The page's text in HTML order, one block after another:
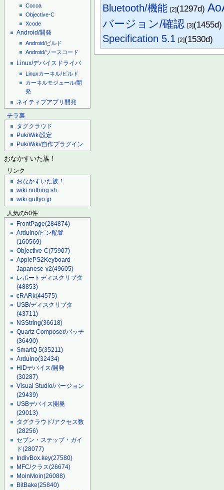
Cocoa
Objective-C
Xcode
Android/開発
Android/ビルド
Android/ソースコード
Linux/デバイスドライバ
Linuxカーネル/ビルド
カーネルモジュール/開
発
ネイティブアプリ開発
チラ裏
タグクラウド
PukiWiki設定
PukiWiki/自作プラグイン
おなかすいた族！
リンク
おなかすいた族！
wiki.nothing.sh
wiki.guttyo.jp
人気の50件
FrontPage(284874)
Arduino/ピン配置
(160569)
Objective-C(75907)
ApplePS2Keyboard-
Japanese-v2(49605)
レポートディスクリプタ
(48853)
cRARk(44575)
USB/ディスクリプタ
(43711)
NSString(36618)
Quartz Composer/パッチ
(36490)
SmartQ 5(35211)
Arduino(32434)
HIDデバイス/開発
(30287)
Visual Studio/バージョン
(29439)
USBデバイス開発
(29013)
タグクラウド/アクセス数
(28256)
セブン・ステップ・ガイ
ド(28077)
IndivBox.key(27580)
MFC/クラス(26674)
MoinMoin(26088)
BitBake(25840)
Bluetooth/機能 [2](1297d)
バージョン/確認 [3]
Specification 5.1 [2](1530d)